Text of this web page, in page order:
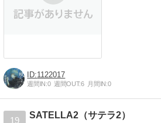
1122017
週間IN:0 週間OUT:6 月間IN:0
19
SATELLA2（サテラ2）